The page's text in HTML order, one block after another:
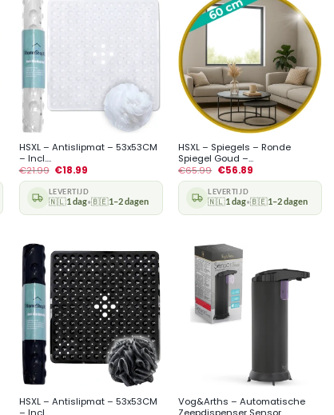
HSXL – Antislipmat – 53x53CM
– Incl....
€21.99 €18.99
LEVERTIJD
🇳🇱1 dag•🇧🇪1–2 dagen
HSXL – Spiegels – Ronde
Spiegel Goud –...
€65.99 €56.89
LEVERTIJD
🇳🇱1 dag•🇧🇪1–2 dagen
HSXL – Antislipmat – 53x53CM
– Incl....
Vog&Arths – Automatische
Zeepdispenser Sensor...